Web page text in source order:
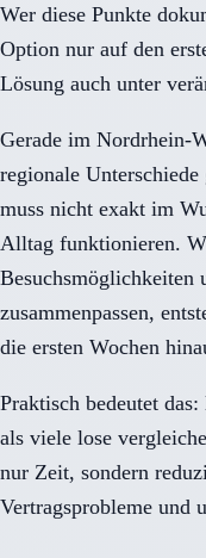
Wer diese Punkte
Option nur auf den
Lösung auch unter
Gerade im Nordrhein-
regionale
muss nicht exakt im
Alltag funktionieren.
Besuchsmöglichkeiten
zusammenpassen,
die ersten Wochen
Praktisch bedeutet
als viele lose
nur Zeit, sondern
Vertragsprobleme und